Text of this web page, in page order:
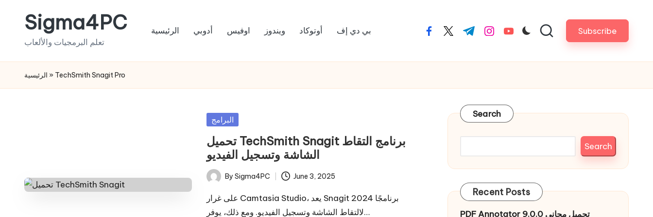
Sigma4PC
تعلم البرمجيات والألعاب
الرئيسية أدوبي اوفيس ويندوز أوتوكاد بي دي إف facebook.com
twitter.com
t.me instagram.com
youtube.com Subscribe
الرئيسية » TechSmith Snagit Pro
Posted
البرامج
تحميل TechSmith Snagit برنامج التقاط
الشاشة وتسجيل الفيديو
Posted
by
By Sigma4PC June 3, 2025
على غرار Camtasia Studio، يعد Snagit 2024 برنامجًا
لالتقاط الشاشة وتسجيل الفيديو. ومع ذلك، يوفر…
Search
Search
Recent Posts
PDF Annotator 9.0.0 تحميل مجاني